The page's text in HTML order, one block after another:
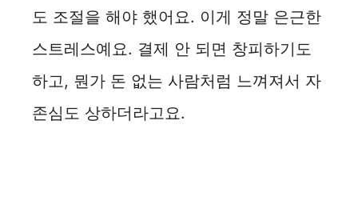
도 조절을 해야 했어요. 이게 정말 은근한
스트레스예요. 결제 안 되면 창피하기도
하고, 뭔가 돈 없는 사람처럼 느껴져서 자
존심도 상하더라고요.